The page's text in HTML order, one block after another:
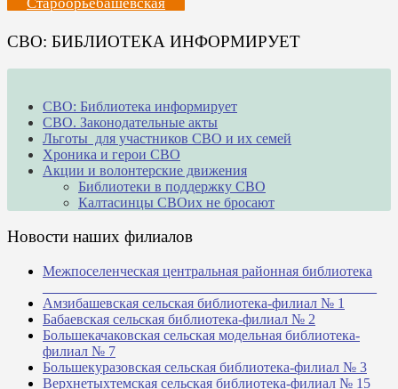
Староорьебашевская
СВО: БИБЛИОТЕКА ИНФОРМИРУЕТ
СВО: Библиотека информирует
СВО. Законодательные акты
Льготы для участников СВО и их семей
Хроника и герои СВО
Акции и волонтерские движения
Библиотеки в поддержку СВО
Калтасинцы СВОих не бросают
Новости наших филиалов
Межпоселенческая центральная районная библиотека
Амзибашевская сельская библиотека-филиал № 1
Бабаевская сельская библиотека-филиал № 2
Большекачаковская сельская модельная библиотека-
филиал № 7
Большекуразовская сельская библиотека-филиал № 3
Верхнетыхтемская сельская библиотека-филиал № 15